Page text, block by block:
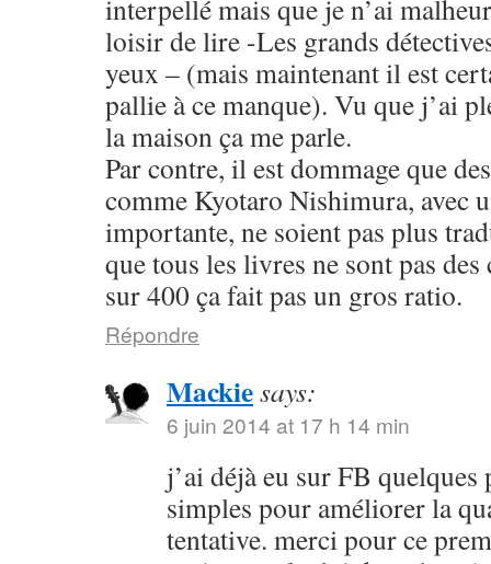
interpellé mais que je n’ai
loisir de lire -Les grands
yeux – (mais maintenant il est
pallie à ce manque). Vu que j’ai
la maison ça me parle.
Par contre, il est dommage que
comme Kyotaro Nishimura, avec
importante, ne soient pas plus
que tous les livres ne sont pas
sur 400 ça fait pas un gros ratio.
Répondre
Mackiesays:
6 juin 2014 at 17 h 14 min
j’ai déjà eu sur FB quelques
simples pour améliorer la
tentative. merci pour ce